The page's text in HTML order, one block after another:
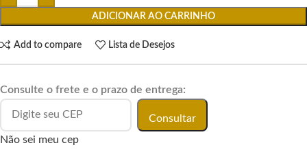
ADICIONAR AO CARRINHO
Add to compare Lista de Desejos
Consulte o frete e o prazo de entrega:
Consultar
Não sei meu cep